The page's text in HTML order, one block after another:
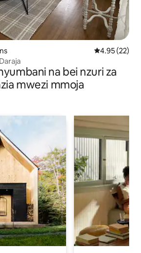
Ukadiriaji wa
4.95 (22)
na bei nzuri za
mwezi mmoja